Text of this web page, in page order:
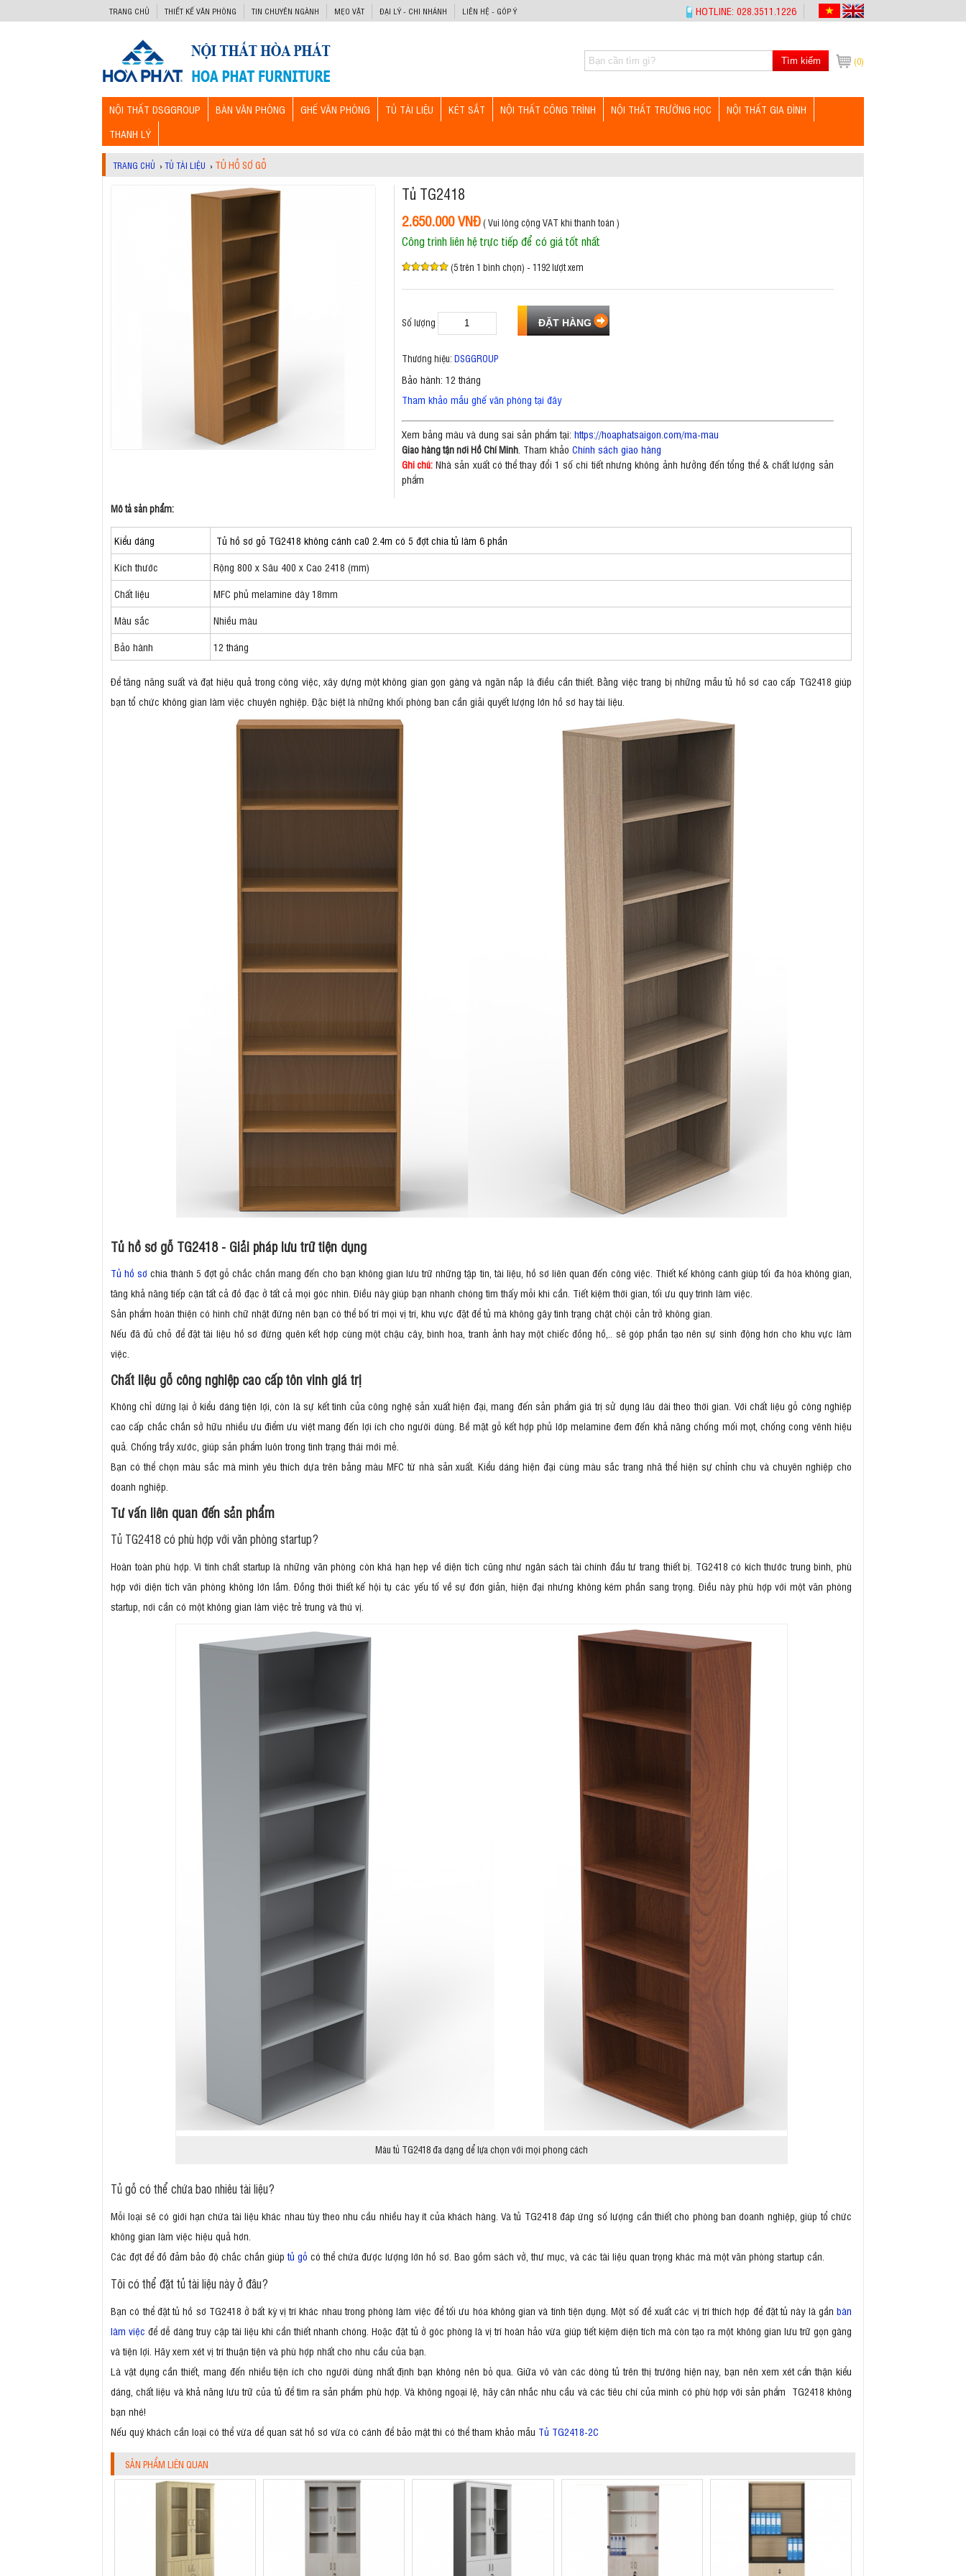
TRANG CHỦ THIẾT KẾ VĂN PHÒNG TIN CHUYÊN NGÀNH MẸO VẶT ĐẠI LÝ - CHI NHÁNH LIÊN HỆ - GÓP Ý HOTLINE: 028.3511.1226
(0)
Tìm kiếm
NỘI THẤT DSGGROUP BÀN VĂN PHÒNG GHẾ VĂN PHÒNG TỦ TÀI LIỆU KÉT SẮT NỘI THẤT CÔNG TRÌNH NỘI THẤT TRƯỜNG HỌC
NỘI THẤT GIA ĐÌNH
THANH LÝ
TRANG CHỦ ›TỦ TÀI LIỆU › TỦ HỒ SƠ GỖ
Tủ TG2418
2.650.000 VNĐ( Vui lòng cộng VAT khi thanh toán )
Công trình liên hệ trực tiếp để có giá tốt nhất
(5 trên 1 bình chọn) - 1192 lượt xem
Số lượng
Thương hiệu: DSGGROUP
Bảo hành: 12 tháng
Tham khảo mẫu ghế văn phòng tại đây
Xem bảng màu và dung sai sản phẩm tại: https://hoaphatsaigon.com/ma-mau
Giao hàng tận nơi Hồ Chí Minh. Tham khảo Chính sách giao hàng
Ghi chú:Nhà sản xuất có thể thay đổi 1 số chi tiết nhưng không ảnh hưởng đến tổng thể & chất lượng sản
phẩm
Mô tả sản phẩm:
Kiểu dáng
Tủ hồ sơ gỗ TG2418 không cánh ca0 2.4m có 5 đợt chia tủ làm 6 phần
Kích thước
Rộng 800 x Sâu 400 x Cao 2418 (mm)
Chất liệu
MFC phủ melamine dày 18mm
Màu sắc
Nhiều màu
Bảo hành
12 tháng
Để tăng năng suất và đạt hiệu quả trong công việc, xây dựng một không gian gọn gàng và ngăn nắp là điều cần thiết. Bằng việc trang bị những mẫu tủ hồ sơ cao cấp TG2418 giúp
bạn tổ chức không gian làm việc chuyên nghiệp. Đặc biệt là những khối phòng ban cần giải quyết lượng lớn hồ sơ hay tài liệu.
Tủ hồ sơ gỗ TG2418 - Giải pháp lưu trữ tiện dụng
Tủ hồ sơ chia thành 5 đợt gỗ chắc chắn mang đến cho bạn không gian lưu trữ những tập tin, tài liệu, hồ sơ liên quan đến công việc. Thiết kế không cánh giúp tối đa hóa không gian,
tăng khả năng tiếp cận tất cả đồ đạc ở tất cả mọi góc nhìn. Điều này giúp bạn nhanh chóng tìm thấy mỗi khi cần. Tiết kiệm thời gian, tối ưu quy trình làm việc.
Sản phẩm hoàn thiện có hình chữ nhật đứng nên bạn có thể bố trí mọi vị trí, khu vực đặt để tủ mà không gây tình trạng chật chội cản trở không gian.
Nếu đã đủ chỗ để đặt tài liệu hồ sơ đừng quên kết hợp cùng một chậu cây, bình hoa, tranh ảnh hay một chiếc đồng hồ,.. sẽ góp phần tạo nên sự sinh động hơn cho khu vực làm
việc.
Chất liệu gỗ công nghiệp cao cấp tôn vinh giá trị
Không chỉ dừng lại ở kiểu dáng tiện lợi, còn là sự kết tinh của công nghệ sản xuất hiện đại, mang đến sản phẩm giá trị sử dụng lâu dài theo thời gian. Với chất liệu gỗ công nghiệp
cao cấp chắc chắn sở hữu nhiều ưu điểm ưu việt mang đến lợi ích cho người dùng. Bề mặt gỗ kết hợp phủ lớp melamine đem đến khả năng chống mối mọt, chống cong vênh hiệu
quả. Chống trầy xước, giúp sản phẩm luôn trong tình trạng thái mới mẻ.
Bạn có thể chọn màu sắc mà mình yêu thích dựa trên bảng màu MFC từ nhà sản xuất. Kiểu dáng hiện đại cùng màu sắc trang nhã thể hiện sự chỉnh chu và chuyên nghiệp cho
doanh nghiệp.
Tư vấn liên quan đến sản phẩm
Tủ TG2418 có phù hợp với văn phòng startup?
Hoàn toàn phù hợp. Vì tính chất startup là những văn phòng còn khá hạn hẹp về diện tích cũng như ngân sách tài chính đầu tư trang thiết bị. TG2418 có kích thước trung bình, phù
hợp với diện tích văn phòng không lớn lắm. Đồng thời thiết kế hội tụ các yếu tố về sự đơn giản, hiện đại nhưng không kém phần sang trọng. Điều này phù hợp với một văn phòng
startup, nơi cần có một không gian làm việc trẻ trung và thú vị.
Màu tủ TG2418 đa dạng dể lựa chọn với mọi phong cách
Tủ gỗ có thể chứa bao nhiêu tài liệu?
Mỗi loại sẽ có giới hạn chứa tài liệu khác nhau tùy theo nhu cầu nhiều hay ít của khách hàng. Và tủ TG2418 đáp ứng số lượng cần thiết cho phòng ban doanh nghiệp, giúp tổ chức
không gian làm việc hiệu quả hơn.
Các đợt để đồ đảm bảo độ chắc chắn giúptủ gỗ có thể chứa được lượng lớn hồ sơ. Bao gồm sách vở, thư mục, và các tài liệu quan trọng khác mà một văn phòng startup cần.
Tôi có thể đặt tủ tài liệu này ở đâu?
Bạn có thể đặt tủ hồ sơ TG2418 ở bất kỳ vị trí khác nhau trong phòng làm việc để tối ưu hóa không gian và tính tiện dụng. Một số đề xuất các vị trí thích hợp để đặt tủ này là gần bàn
làm việc để dễ dàng truy cập tài liệu khi cần thiết nhanh chóng. Hoặc đặt tủ ở góc phòng là vị trí hoàn hảo vừa giúp tiết kiệm diện tích mà còn tạo ra một không gian lưu trữ gọn gàng
và tiện lợi. Hãy xem xét vị trí thuận tiện và phù hợp nhất cho nhu cầu của bạn.
Là vật dụng cần thiết, mang đến nhiều tiện ích cho người dùng nhất định bạn không nên bỏ qua. Giữa vô vàn các dòng tủ trên thị trường hiện nay, bạn nên xem xét cẩn thận kiểu
dáng, chất liệu và khả năng lưu trữ của tủ để tìm ra sản phẩm phù hợp. Và không ngoại lệ, hãy cân nhắc nhu cầu và các tiêu chí của mình có phù hợp với sản phẩm TG2418 không
bạn nhé!
Nếu quý khách cần loại có thể vừa dể quan sát hồ sơ vừa có cánh để bảo mật thì có thể tham khảo mẫu Tủ TG2418-2C
SẢN PHẨM LIÊN QUAN